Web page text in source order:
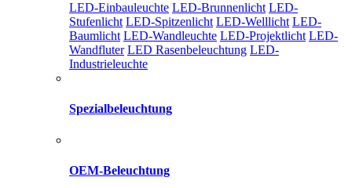
LED-Einbauleuchte LED-Brunnenlicht LED-
Stufenlicht LED-Spitzenlicht LED-Welllicht LED-
Baumlicht LED-Wandleuchte LED-Projektlicht LED-
Wandfluter LED Rasenbeleuchtung LED-
Industrieleuchte
Spezialbeleuchtung
OEM-Beleuchtung